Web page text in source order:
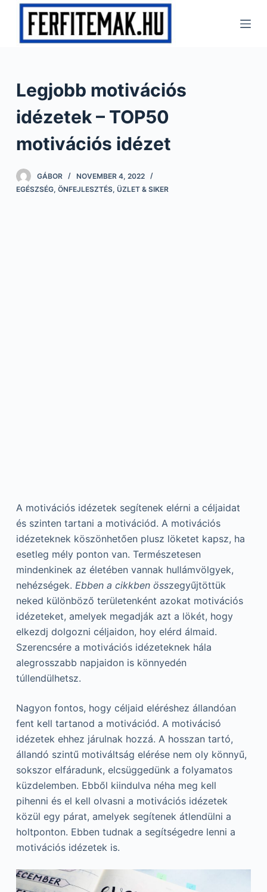
o
n
n
Legjobb motivációs
idézetek – TOP50
motivációs idézet
GÁBOR
NOVEMBER 4, 2022
EGÉSZSÉG, ÖNFEJLESZTÉS, ÜZLET & SIKER
A motivációs idézetek segítenek elérni a céljaidat
és szinten tartani a motivációd. A motivációs
idézeteknek köszönhetően plusz löketet kapsz, ha
esetleg mély ponton van. Természetesen
mindenkinek az életében vannak hullámvölgyek,
nehézségek. Ebben a cikkben összegyűjtöttük
neked különböző területenként azokat motivációs
idézeteket, amelyek megadják azt a lökét, hogy
elkezdj dolgozni céljaidon, hoy elérd álmaid.
Szerencsére a motivációs idézeteknek hála
alegrosszabb napjaidon is könnyedén
túllendülhetsz.
Nagyon fontos, hogy céljaid eléréshez állandóan
fent kell tartanod a motivációd. A motivácisó
idézetek ehhez járulnak hozzá. A hosszan tartó,
állandó szintű motiváltság elérése nem oly könnyű,
sokszor elfáradunk, elcsüggedünk a folyamatos
küzdelemben. Ebből kiindulva néha meg kell
pihenni és el kell olvasni a motivációs idézetek
közül egy párat, amelyek segítenek átlendülni a
holtponton. Ebben tudnak a segítségedre lenni a
motivációs idézetek is.